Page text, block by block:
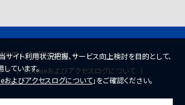
定個人情報基本方針
て
Cookieおよびアクセスログについて
サイト利用状況把握、サービス向上検討を目的として、
ています。
およびアクセスログについて」をご確認ください。